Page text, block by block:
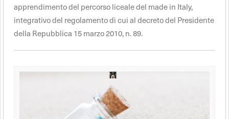
apprendimento del percorso liceale del made in Italy,
integrativo del regolamento di cui al decreto del Presidente
della Repubblica 15 marzo 2010, n. 89.